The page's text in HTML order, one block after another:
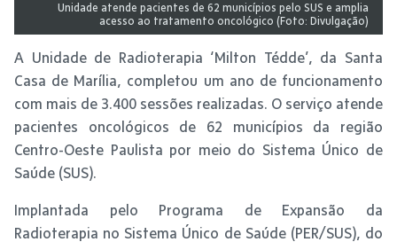
Unidade atende pacientes de 62 municípios pelo SUS e amplia
acesso ao tratamento oncológico (Foto: Divulgação)
A Unidade de Radioterapia ‘Milton Tédde’, da Santa
Casa de Marília, completou um ano de funcionamento
com mais de 3.400 sessões realizadas. O serviço atende
pacientes oncológicos de 62 municípios da região
Centro-Oeste Paulista por meio do Sistema Único de
Saúde (SUS).
Implantada pelo Programa de Expansão da
Radioterapia no Sistema Único de Saúde (PER/SUS), do